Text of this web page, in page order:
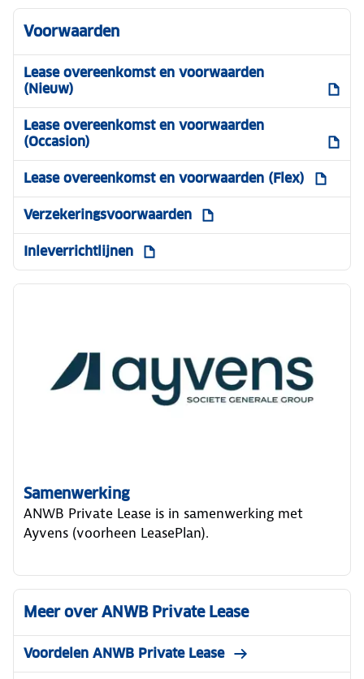
Voorwaarden
Lease overeenkomst en voorwaarden
(Nieuw)
Lease overeenkomst en voorwaarden
(Occasion)
Lease overeenkomst en voorwaarden (Flex)
Verzekeringsvoorwaarden
Inleverrichtlijnen
Samenwerking
ANWB Private Lease is in samenwerking met
Ayvens (voorheen LeasePlan).
Meer over ANWB Private Lease
Voordelen ANWB Private Lease